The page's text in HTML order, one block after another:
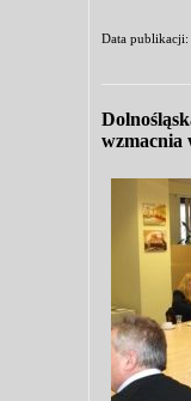
Data
wzmacnia